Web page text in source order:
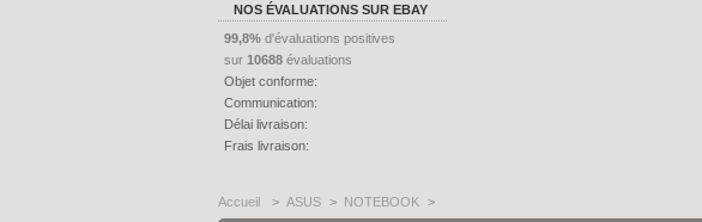
NOS ÉVALUATIONS SUR EBAY
99,8% d'évaluations positives
sur 10688 évaluations
Objet conforme:
Communication:
Délai livraison:
Frais livraison:
Accueil > ASUS > NOTEBOOK >